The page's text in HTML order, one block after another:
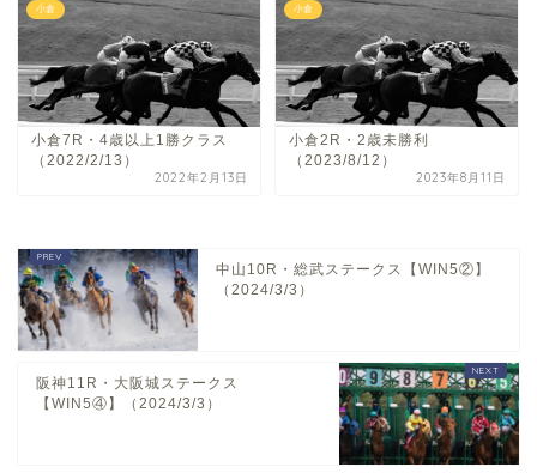
小倉
小倉7R・4歳以上1勝クラス
（2022/2/13）
2022年2月13日
小倉
小倉2R・2歳未勝利
（2023/8/12）
2023年8月11日
中山10R・総武ステークス【WIN5②】
（2024/3/3）
阪神11R・大阪城ステークス
【WIN5④】（2024/3/3）